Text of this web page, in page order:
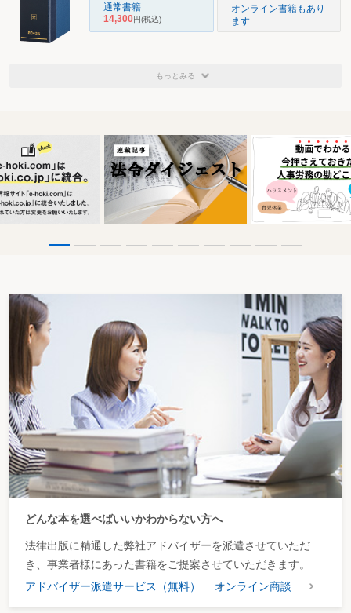
通常書籍
14,300円(税込)
オンライン書籍もあり
ます
もっとみる
どんな本を選べばいいかわからない方へ
法律出版に精通した弊社アドバイザーを派遣させていただ
き、事業者様にあった書籍をご提案させていただきます。
アドバイザー派遣サービス（無料）
オンライン商談